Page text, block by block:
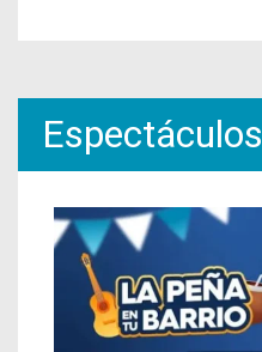
Espectáculos